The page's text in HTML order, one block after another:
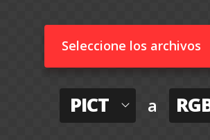
Seleccione los archivos
PICT a